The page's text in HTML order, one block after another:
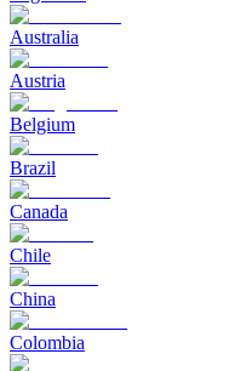
Australia
Austria
Belgium
Brazil
Canada
Chile
China
Colombia